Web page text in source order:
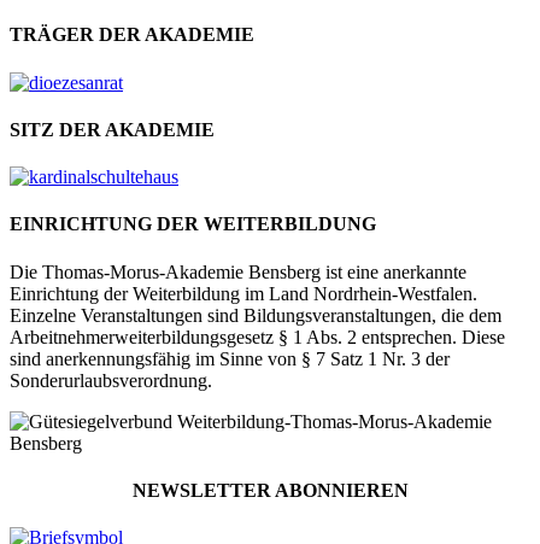
TRÄGER DER AKADEMIE
SITZ DER AKADEMIE
EINRICHTUNG DER WEITERBILDUNG
Die Thomas-Morus-Akademie Bensberg ist eine anerkannte
Einrichtung der Weiterbildung im Land Nordrhein-Westfalen.
Einzelne Veranstaltungen sind Bildungsveranstaltungen, die dem
Arbeitnehmerweiterbildungsgesetz § 1 Abs. 2 entsprechen. Diese
sind anerkennungsfähig im Sinne von § 7 Satz 1 Nr. 3 der
Sonderurlaubsverordnung.
NEWSLETTER ABONNIEREN